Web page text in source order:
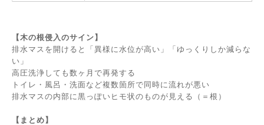
【木の根侵入のサイン】
排水マスを開けると「異様に水位が高い」「ゆっくりしか減らな
い」
高圧洗浄しても数ヶ月で再発する
トイレ・風呂・洗面など複数箇所で同時に流れが悪い
排水マスの内部に黒っぽいヒモ状のものが見える（＝根）
【まとめ】